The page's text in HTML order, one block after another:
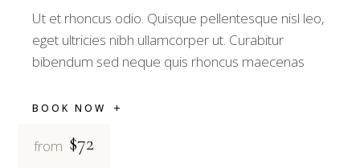
Ut et rhoncus odio. Quisque pellentesque nisl leo,
eget ultricies nibh ullamcorper ut. Curabitur
bibendum sed neque quis rhoncus maecenas
BOOK NOW
from $72